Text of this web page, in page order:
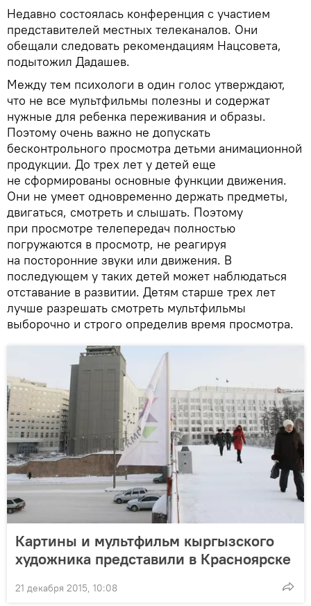
Недавно состоялась конференция с участием
представителей местных телеканалов. Они
обещали следовать рекомендациям Нацсовета,
подытожил Дадашев.
Между тем психологи в один голос утверждают,
что не все мультфильмы полезны и содержат
нужные для ребенка переживания и образы.
Поэтому очень важно не допускать
бесконтрольного просмотра детьми анимационной
продукции. До трех лет у детей еще
не сформированы основные функции движения.
Они не умеет одновременно держать предметы,
двигаться, смотреть и слышать. Поэтому
при просмотре телепередач полностью
погружаются в просмотр, не реагируя
на посторонние звуки или движения. В
последующем у таких детей может наблюдаться
отставание в развитии. Детям старше трех лет
лучше разрешать смотреть мультфильмы
выборочно и строго определив время просмотра.
Картины и мультфильм кыргызского
художника представили в Красноярске
21 декабря 2015, 10:08